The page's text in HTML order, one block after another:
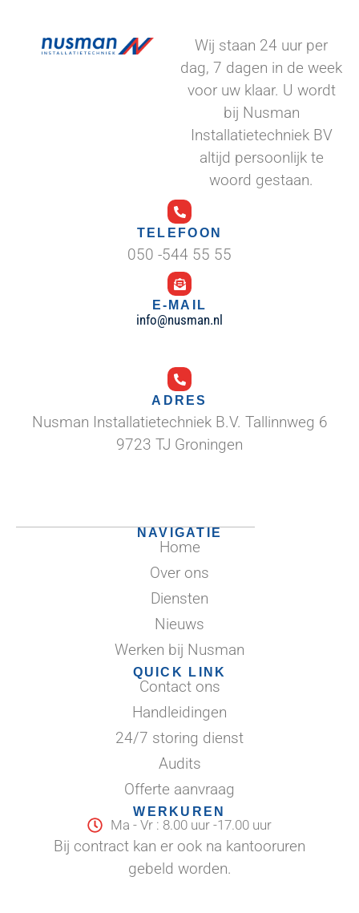
Wij staan 24 uur per
dag, 7 dagen in de week
voor uw klaar. U wordt
bij Nusman
Installatietechniek BV
altijd persoonlijk te
woord gestaan.
TELEFOON
050 -544 55 55
E-MAIL
info@nusman.nl
ADRES
Nusman Installatietechniek B.V. Tallinnweg 6
9723 TJ Groningen
NAVIGATIE
Home
Over ons
Diensten
Nieuws
Werken bij Nusman
QUICK LINK
Contact ons
Handleidingen
24/7 storing dienst
Audits
Offerte aanvraag
WERKUREN
Ma - Vr : 8.00 uur -17.00 uur
Bij contract kan er ook na kantooruren
gebeld worden.